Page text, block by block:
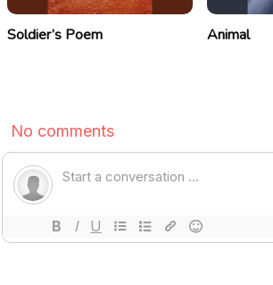
Soldier’s Poem Animal